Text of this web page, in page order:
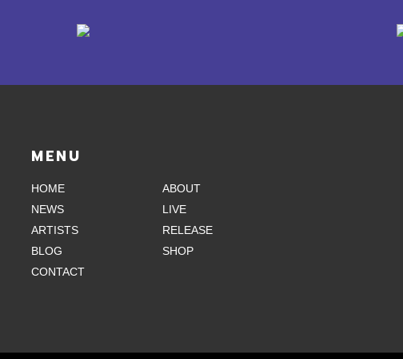
MENU
HOME
ABOUT
NEWS
LIVE
ARTISTS
RELEASE
BLOG
SHOP
CONTACT